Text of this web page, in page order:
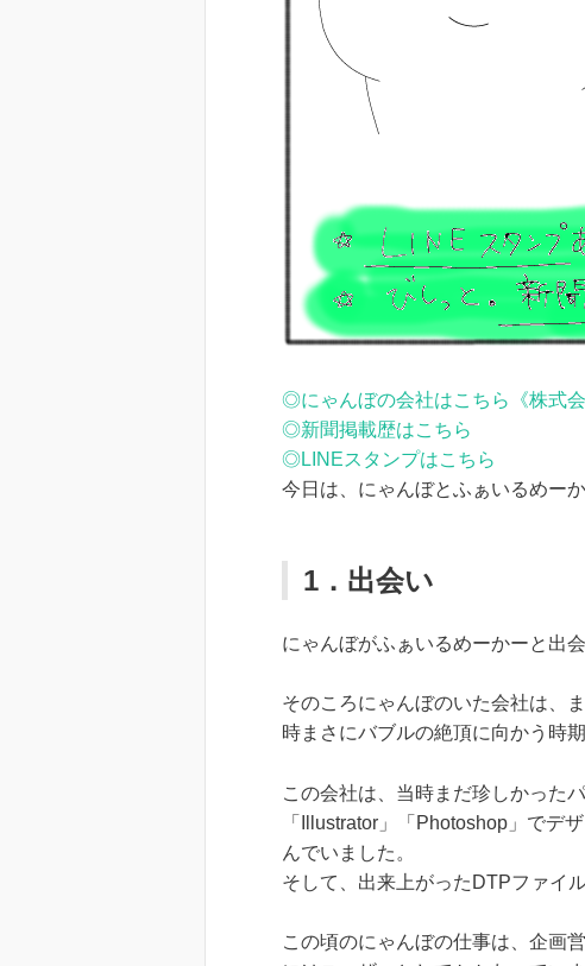
◎にゃんぼの会社はこちら《株式会
◎新聞掲載歴はこちら
◎LINEスタンプはこちら
今日は、にゃんぼとふぁいるめー
1．出会い
にゃんぼがふぁいるめーかーと出
そのころにゃんぼのいた会社は、
時まさにバブルの絶頂に向かう時
この会社は、当時まだ珍しかった
「Illustrator」「Photoshop」でデ
んでいました。
そして、出来上がったDTPファイ
この頃のにゃんぼの仕事は、企画